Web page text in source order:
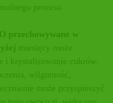
procesu
przechowywane w
miesięcy może
i krystalizowanie cukrów.
wilgotność,
może przyspieszyć